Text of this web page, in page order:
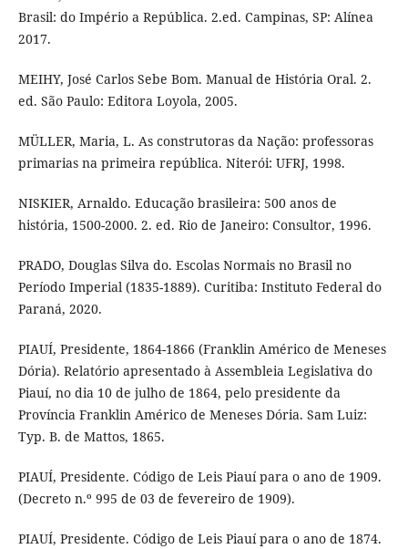
Brasil: do Império a República. 2.ed. Campinas, SP: Alínea
2017.
MEIHY, José Carlos Sebe Bom. Manual de História Oral. 2.
ed. São Paulo: Editora Loyola, 2005.
MÜLLER, Maria, L. As construtoras da Nação: professoras
primarias na primeira república. Niterói: UFRJ, 1998.
NISKIER, Arnaldo. Educação brasileira: 500 anos de
história, 1500-2000. 2. ed. Rio de Janeiro: Consultor, 1996.
PRADO, Douglas Silva do. Escolas Normais no Brasil no
Período Imperial (1835-1889). Curitiba: Instituto Federal do
Paraná, 2020.
PIAUÍ, Presidente, 1864-1866 (Franklin Américo de Meneses
Dória). Relatório apresentado à Assembleia Legislativa do
Piauí, no dia 10 de julho de 1864, pelo presidente da
Província Franklin Américo de Meneses Dória. Sam Luiz:
Typ. B. de Mattos, 1865.
PIAUÍ, Presidente. Código de Leis Piauí para o ano de 1909.
(Decreto n.º 995 de 03 de fevereiro de 1909).
PIAUÍ, Presidente. Código de Leis Piauí para o ano de 1874.